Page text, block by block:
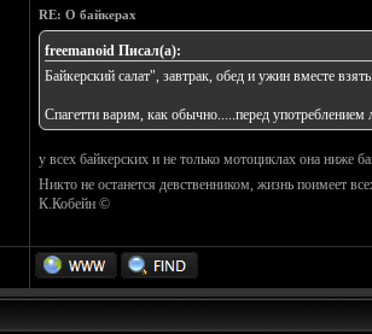
RE: О байкерах
freemanoid Писал(а):
Байкерский салат", завтрак, обед и ужин вместе
Спагетти варим, как обычно.....перед употреблением
у всех байкерских и не только мотоциклах она ниже
Никто не останется девственником, жизнь поимеет
К.Кобейн ©